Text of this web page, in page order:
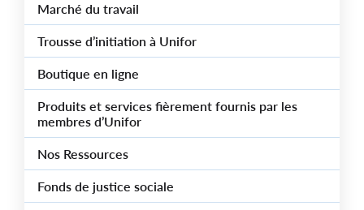
Marché du travail
Trousse d’initiation à Unifor
Boutique en ligne
Produits et services fièrement fournis par les
membres d’Unifor
Nos Ressources
Fonds de justice sociale